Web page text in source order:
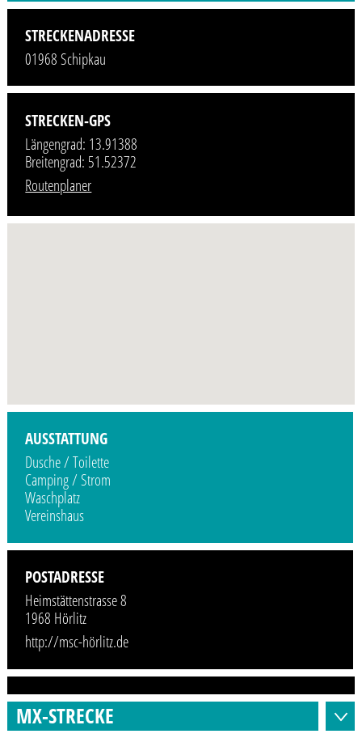
STRECKENADRESSE
01968 Schipkau
STRECKEN-GPS
Längengrad: 13.91388
Breitengrad: 51.52372
Routenplaner
Profilbild wird demnächst vom Veranstalter hinzugefügt.
AUSSTATTUNG
Dusche / Toilette
Camping / Strom
Waschplatz
Vereinshaus
POSTADRESSE
Heimstättenstrasse 8
1968 Hörlitz
http://msc-hörlitz.de
MX-STRECKE